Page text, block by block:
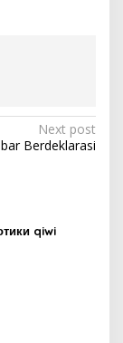
Next post
Berdeklarasi
qiwi